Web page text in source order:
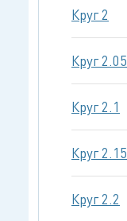
Круг 2
Круг 2.05
Круг 2.1
Круг 2.15
Круг 2.2